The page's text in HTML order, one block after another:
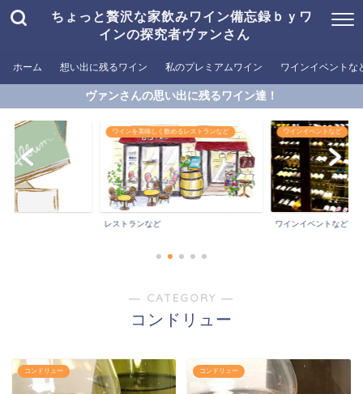
ちょっと贅沢な家飲みワイン備忘録ｂｙワ
インの探究者ヴァンさん
ホーム 想い出に残るワイン 私のプレミアムワイン ワインイベントな
ヴァンさんの思い出に残るワイン達！
ワインを美味しく飲めるレストランなど ワインイベントなど
ワインイベントなど
― CATEGORY ―
コンドリュー
コンドリュー コンドリュー